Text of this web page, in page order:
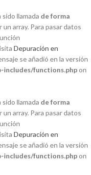
llamada de forma
un array. Para pasar datos
Depuración en
se añadió en la versión
functions.phpon
llamada de forma
un array. Para pasar datos
Depuración en
se añadió en la versión
functions.phpon